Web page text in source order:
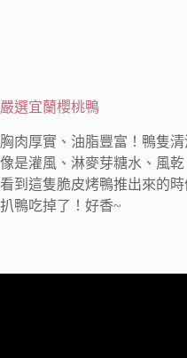
嚴選宜蘭櫻桃鴨
胸肉厚實、油脂豐富！鴨隻
像是灌風、淋麥芽糖水、風
看到這隻脆皮烤鴨推出來的
扒鴨吃掉了！好香~